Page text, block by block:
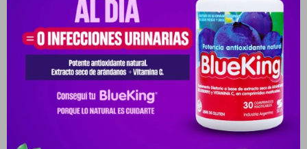
Productos que te pueden interesar